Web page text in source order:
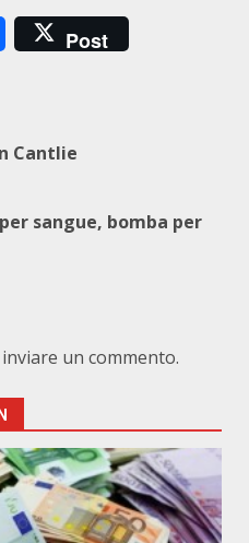
Post
Cantlie
sangue, bomba per
un commento.